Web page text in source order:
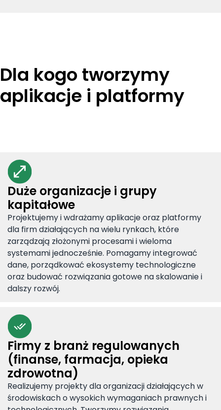
Dla kogo tworzymy
aplikacje i platformy
Duże organizacje i grupy
kapitałowe
Projektujemy i wdrażamy aplikacje oraz platformy
dla firm działających na wielu rynkach, które
zarządzają złożonymi procesami i wieloma
systemami jednocześnie. Pomagamy integrować
dane, porządkować ekosystemy technologiczne
oraz budować rozwiązania gotowe na skalowanie i
dalszy rozwój.
Firmy z branż regulowanych
(finanse, farmacja, opieka
zdrowotna)
Realizujemy projekty dla organizacji działających w
środowiskach o wysokich wymaganiach prawnych i